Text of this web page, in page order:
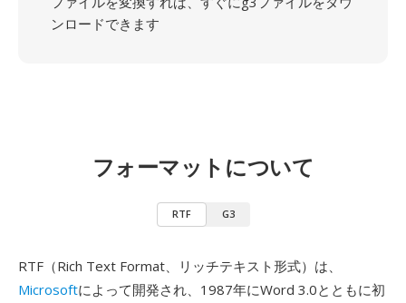
ンロードできます
フォーマットについて
RTF G3
RTF（Rich Text Format、リッチテキスト形式）は、
Microsoftによって開発され、1987年にWord 3.0とともに初